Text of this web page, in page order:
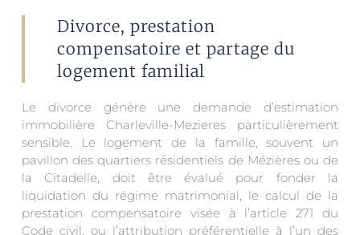
Divorce, prestation
compensatoire et partage du
logement familial
Le divorce génère une demande d’estimation
immobilière Charleville-Mezieres particulièrement
sensible. Le logement de la famille, souvent un
pavillon des quartiers résidentiels de Mézières ou de
la Citadelle, doit être évalué pour fonder la
liquidation du régime matrimonial, le calcul de la
prestation compensatoire visée à l’article 271 du
Code civil, ou l’attribution préférentielle à l’un des